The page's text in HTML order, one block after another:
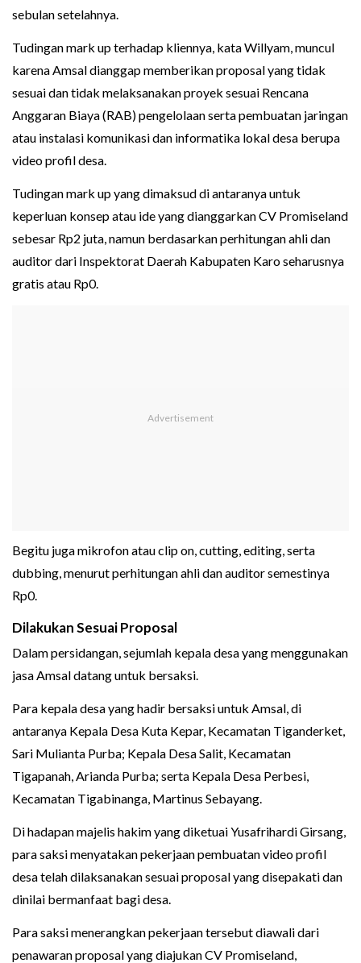
sebulan setelahnya.
Tudingan mark up terhadap kliennya, kata Willyam, muncul
karena Amsal dianggap memberikan proposal yang tidak
sesuai dan tidak melaksanakan proyek sesuai Rencana
Anggaran Biaya (RAB) pengelolaan serta pembuatan jaringan
atau instalasi komunikasi dan informatika lokal desa berupa
video profil desa.
Tudingan mark up yang dimaksud di antaranya untuk
keperluan konsep atau ide yang dianggarkan CV Promiseland
sebesar Rp2 juta, namun berdasarkan perhitungan ahli dan
auditor dari Inspektorat Daerah Kabupaten Karo seharusnya
gratis atau Rp0.
Begitu juga mikrofon atau clip on, cutting, editing, serta
dubbing, menurut perhitungan ahli dan auditor semestinya
Rp0.
Dilakukan Sesuai Proposal
Dalam persidangan, sejumlah kepala desa yang menggunakan
jasa Amsal datang untuk bersaksi.
Para kepala desa yang hadir bersaksi untuk Amsal, di
antaranya Kepala Desa Kuta Kepar, Kecamatan Tiganderket,
Sari Mulianta Purba; Kepala Desa Salit, Kecamatan
Tigapanah, Arianda Purba; serta Kepala Desa Perbesi,
Kecamatan Tigabinanga, Martinus Sebayang.
Di hadapan majelis hakim yang diketuai Yusafrihardi Girsang,
para saksi menyatakan pekerjaan pembuatan video profil
desa telah dilaksanakan sesuai proposal yang disepakati dan
dinilai bermanfaat bagi desa.
Para saksi menerangkan pekerjaan tersebut diawali dari
penawaran proposal yang diajukan CV Promiseland,